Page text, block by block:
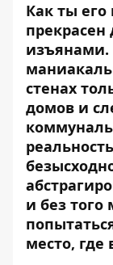
Как ты
изъянами.
стенах
домов и
и без
место,